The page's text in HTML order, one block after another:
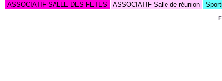
ASSOCIATIF SALLE DES FETES
ASSOCIATIF Salle de réunion